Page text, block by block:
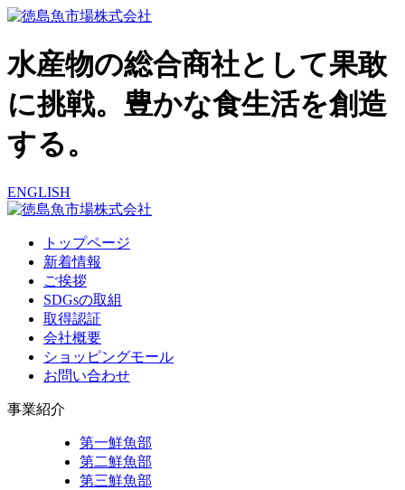
水産物の総合商社として果敢
に挑戦。豊かな食生活を創造
する。
ENGLISH
トップページ
新着情報
ご挨拶
SDGsの取組
取得認証
会社概要
ショッピングモール
お問い合わせ
事業紹介
第一鮮魚部
第二鮮魚部
第三鮮魚部